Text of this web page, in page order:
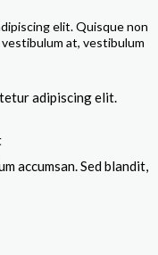
elit. Quisque non
at, vestibulum
adipiscing elit.
accumsan. Sed blandit,